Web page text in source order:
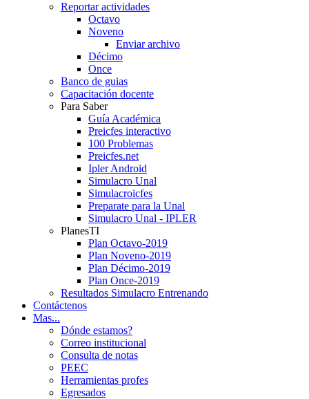
Reportar actividades
Octavo
Noveno
Enviar archivo
Décimo
Once
Banco de guias
Capacitación docente
Para Saber
Guía Académica
Preicfes interactivo
100 Problemas
Preicfes.net
Ipler Android
Simulacro Unal
Simulacroicfes
Preparate para la Unal
Simulacro Unal - IPLER
PlanesTI
Plan Octavo-2019
Plan Noveno-2019
Plan Décimo-2019
Plan Once-2019
Resultados Simulacro Entrenando
Contáctenos
Mas...
Dónde estamos?
Correo institucional
Consulta de notas
PEEC
Herramientas profes
Egresados